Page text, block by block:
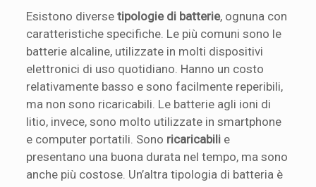
Esistono diversetipologie di batterie, ognuna con
caratteristiche specifiche. Le più comuni sono le
batterie alcaline, utilizzate in molti dispositivi
elettronici di uso quotidiano. Hanno un costo
relativamente basso e sono facilmente reperibili,
ma non sono ricaricabili. Le batterie agli ioni di
litio, invece, sono molto utilizzate in smartphone
e computer portatili. Sono ricaricabili e
presentano una buona durata nel tempo, ma sono
anche più costose. Un’altra tipologia di batteria è